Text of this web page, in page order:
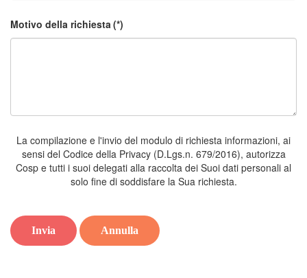
Motivo della richiesta(*)
La compilazione e l'invio del modulo di richiesta informazioni, ai
sensi del Codice della Privacy (D.Lgs.n. 679/2016), autorizza
Cosp e tutti i suoi delegati alla raccolta dei Suoi dati personali al
solo fine di soddisfare la Sua richiesta.
Invia Annulla